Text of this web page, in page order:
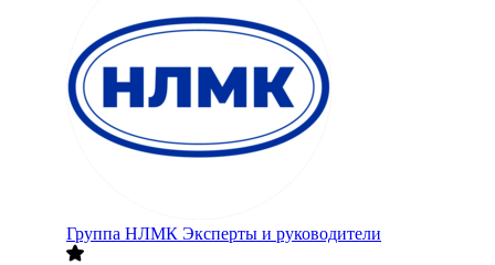
Группа НЛМК Эксперты и руководители